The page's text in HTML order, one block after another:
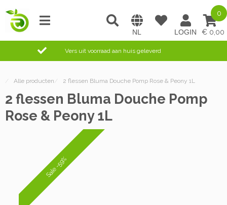
0,00
0
Vers uit voorraad aan huis geleverd
/ Alle producten / 2 flessen Bluma Douche Pomp Rose & Peony 1L
2 flessen Bluma Douche Pomp
Rose & Peony 1L
Sale -59%